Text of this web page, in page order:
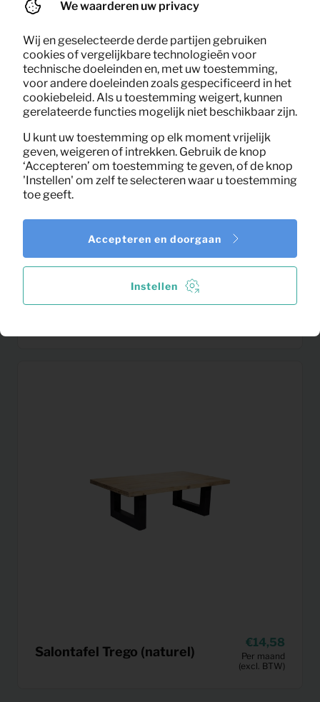
Hocker op poten Sara
4,78
Salontafel Trego (naturel)
14,58
Per maand
(excl. BTW)
We waarderen uw privacy
Wij en geselecteerde derde partijen gebruiken
cookies of vergelijkbare technologieën voor
technische doeleinden en, met uw toestemming,
voor andere doeleinden zoals gespecificeerd in het
cookiebeleid. Als u toestemming weigert, kunnen
gerelateerde functies mogelijk niet beschikbaar zijn.
U kunt uw toestemming op elk moment vrijelijk
geven, weigeren of intrekken. Gebruik de knop
‘Accepteren’ om toestemming te geven, of de knop
'Instellen' om zelf te selecteren waar u toestemming
toe geeft.
Instellen
Accepteren en doorgaan